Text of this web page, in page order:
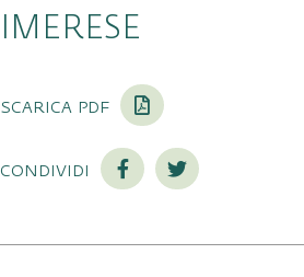
IMERESE
scarica pdf
condividi